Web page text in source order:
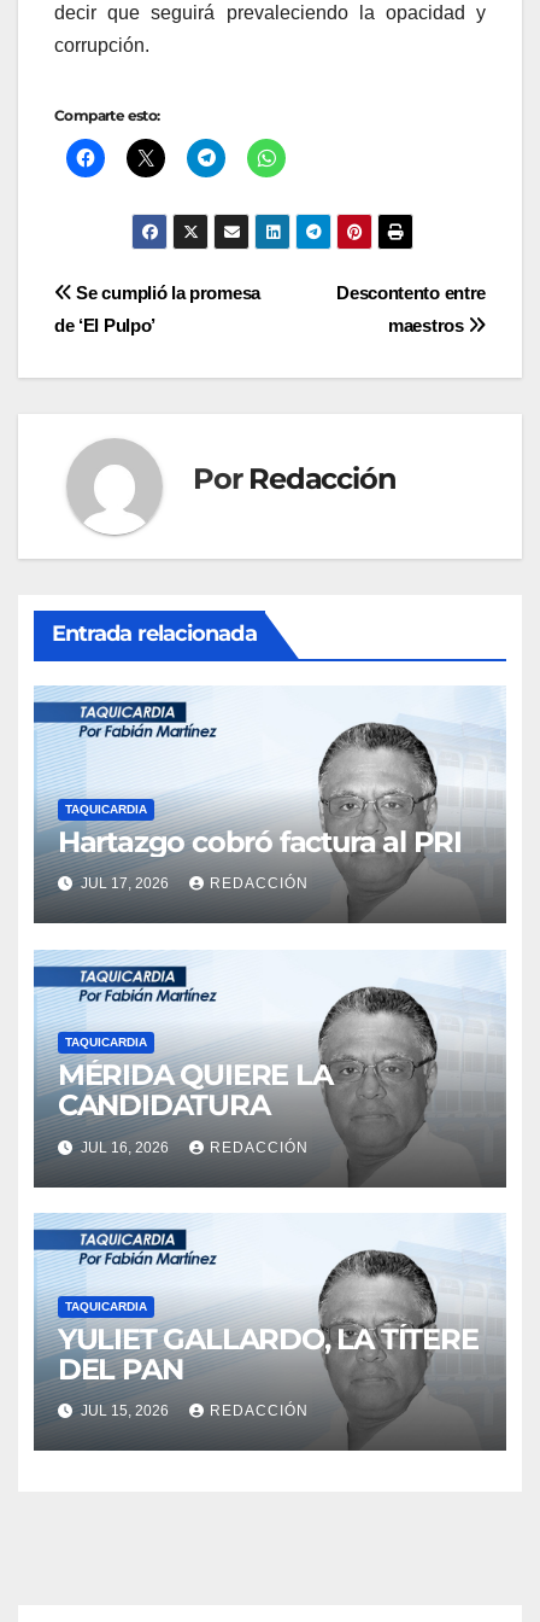
decir que seguirá prevaleciendo la opacidad y
corrupción.
Comparte esto:
Navegación
Descontento entre
maestros
Se cumplió la promesa
de ‘El Pulpo’
Por Redacción
Entrada relacionada
TAQUICARDIA
Hartazgo cobró factura al PRI
JUL 17, 2026 REDACCIÓN
TAQUICARDIA
MÉRIDA QUIERE LA
CANDIDATURA
JUL 16, 2026 REDACCIÓN
TAQUICARDIA
YULIET GALLARDO, LA TÍTERE
DEL PAN
JUL 15, 2026 REDACCIÓN